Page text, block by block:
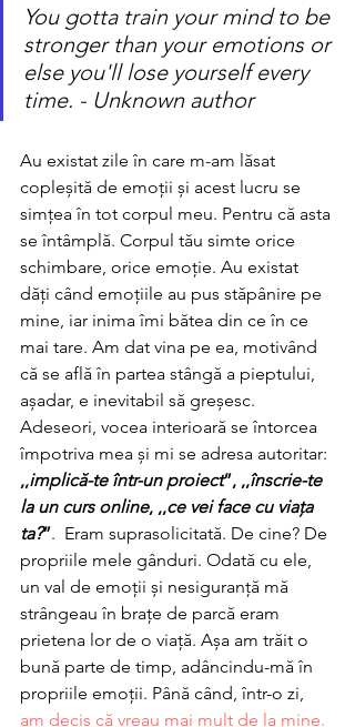
You gotta train your mind to be
stronger than your emotions or
else you'll lose yourself every
time. - Unknown author
Au existat zile în care m-am lăsat
copleșită de emoții și acest lucru se
simțea în tot corpul meu. Pentru că asta
se întâmplă. Corpul tău simte orice
schimbare, orice emoție. Au existat
dăți când emoțiile au pus stăpânire pe
mine, iar inima îmi bătea din ce în ce
mai tare. Am dat vina pe ea, motivând
că se află în partea stângă a pieptului,
așadar, e inevitabil să greșesc.
Adeseori, vocea interioară se întorcea
împotriva mea și mi se adresa autoritar:
,,implică-te într-un proiect”, ,,înscrie-te
la un curs online, ,,ce vei face cu viața
ta?”.  Eram suprasolicitată. De cine? De
propriile mele gânduri. Odată cu ele,
un val de emoții și nesiguranță mă
strângeau în brațe de parcă eram
prietena lor de o viață. Așa am trăit o
bună parte de timp, adâncindu-mă în
propriile emoții. Până când, într-o zi,
am decis că vreau mai mult de la mine.